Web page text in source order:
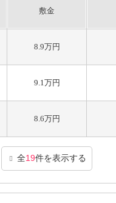
敷金
8.9万円
9.1万円
8.6万円
全19件を表示する